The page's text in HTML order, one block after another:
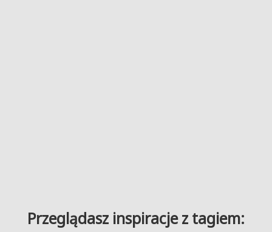
Przeglądasz inspiracje z tagiem: